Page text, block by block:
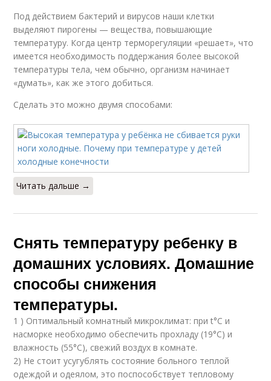
Под действием бактерий и вирусов наши клетки
выделяют пирогены — вещества, повышающие
температуру. Когда центр терморегуляции «решает», что
имеется необходимость поддержания более высокой
температуры тела, чем обычно, организм начинает
«думать», как же этого добиться.
Сделать это можно двумя способами:
Читать дальше →
Снять температуру ребенку в
домашних условиях. Домашние
способы снижения
температуры.
1 ) Оптимальный комнатный микроклимат: при t°C и
насморке необходимо обеспечить прохладу (19°С) и
влажность (55°C), свежий воздух в комнате.
2) Не стоит усугублять состояние больного теплой
одеждой и одеялом, это поспособствует тепловому